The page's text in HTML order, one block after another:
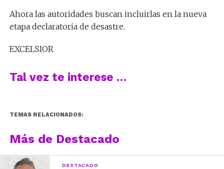
Ahora las autoridades buscan incluirlas en la nueva
etapa declaratoria de desastre.
EXCELSIOR
Tal vez te interese …
TEMAS RELACIONADOS:
Más de Destacado
DESTACADO